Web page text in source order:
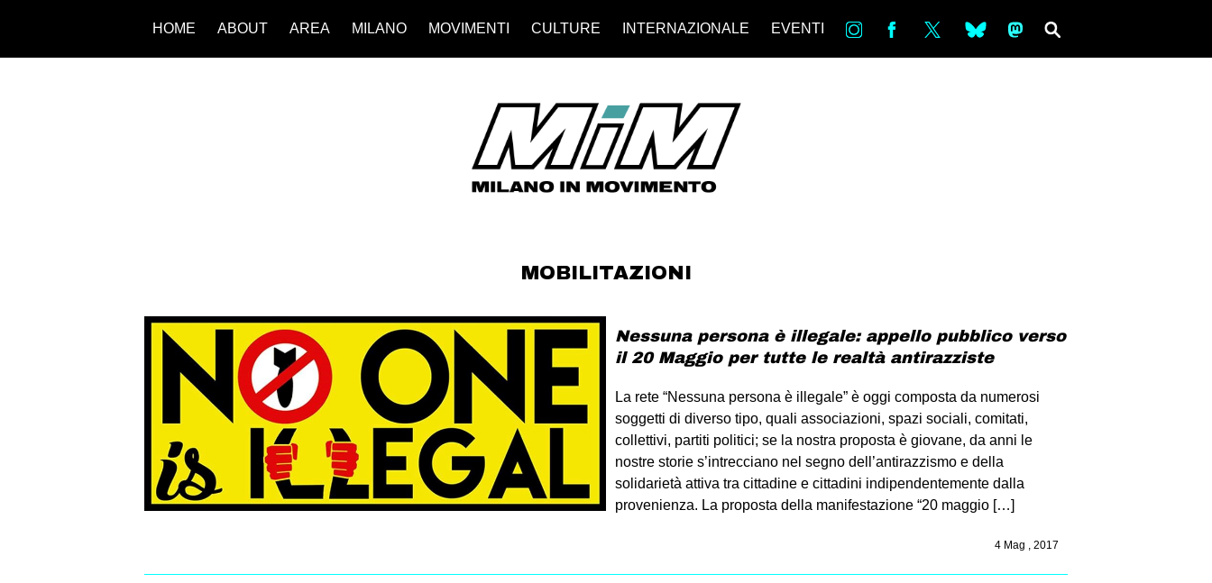
HOME ABOUT AREA MILANO MOVIMENTI CULTURE INTERNAZIONALE EVENTI in bsky ms
MOBILITAZIONI
Nessuna persona è illegale: appello pubblico verso
il 20 Maggio per tutte le realtà antirazziste
La rete “Nessuna persona è illegale” è oggi composta da numerosi
soggetti di diverso tipo, quali associazioni, spazi sociali, comitati,
collettivi, partiti politici; se la nostra proposta è giovane, da anni le
nostre storie s’intrecciano nel segno dell’antirazzismo e della
solidarietà attiva tra cittadine e cittadini indipendentemente dalla
provenienza. La proposta della manifestazione “20 maggio […]
4 Mag , 2017